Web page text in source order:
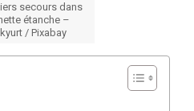
secours dans
étanche –
/ Pixabay